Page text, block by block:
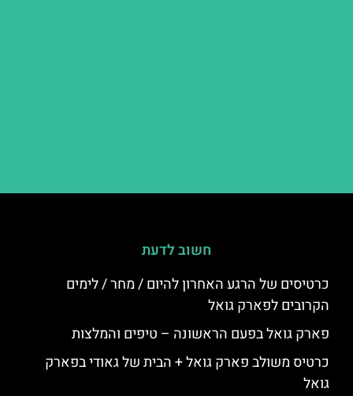
חשוב לדעת
כרטיסים של הרגע האחרון להיום / מחר / לימים
הקרובים לפארק גואל
פארק גואל בפעם הראשונה – טיפים והמלצות
כרטיס משולב פארק גואל + הבית של גאודי בפארק
גואל